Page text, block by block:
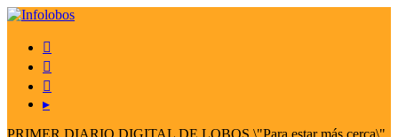



▸
PRIMER DIARIO DIGITAL DE LOBOS \"Para estar más cerca\"